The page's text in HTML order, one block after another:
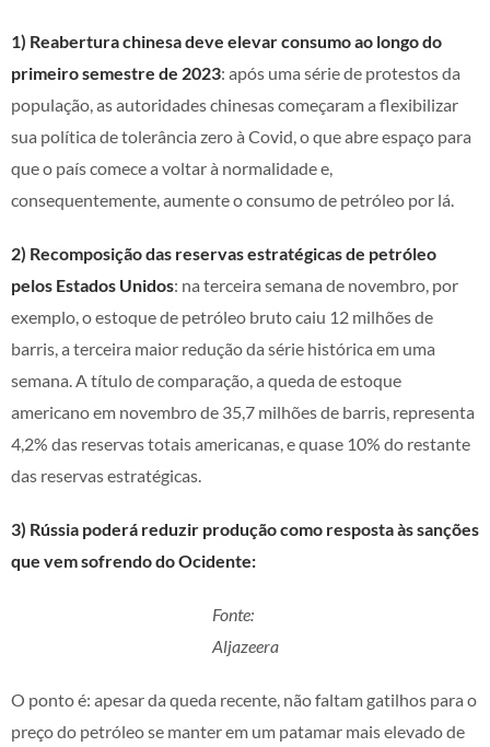
1) Reabertura chinesa deve elevar consumo ao longo do
primeiro semestre de 2023: após uma série de protestos da
população, as autoridades chinesas começaram a flexibilizar
sua política de tolerância zero à Covid, o que abre espaço para
que o país comece a voltar à normalidade e,
consequentemente, aumente o consumo de petróleo por lá.
2) Recomposição das reservas estratégicas de petróleo
pelos Estados Unidos: na terceira semana de novembro, por
exemplo, o estoque de petróleo bruto caiu 12 milhões de
barris, a terceira maior redução da série histórica em uma
semana. A título de comparação, a queda de estoque
americano em novembro de 35,7 milhões de barris, representa
4,2% das reservas totais americanas, e quase 10% do restante
das reservas estratégicas.
3) Rússia poderá reduzir produção como resposta às sanções
que vem sofrendo do Ocidente:
Fonte:
Aljazeera
O ponto é: apesar da queda recente, não faltam gatilhos para o
preço do petróleo se manter em um patamar mais elevado de